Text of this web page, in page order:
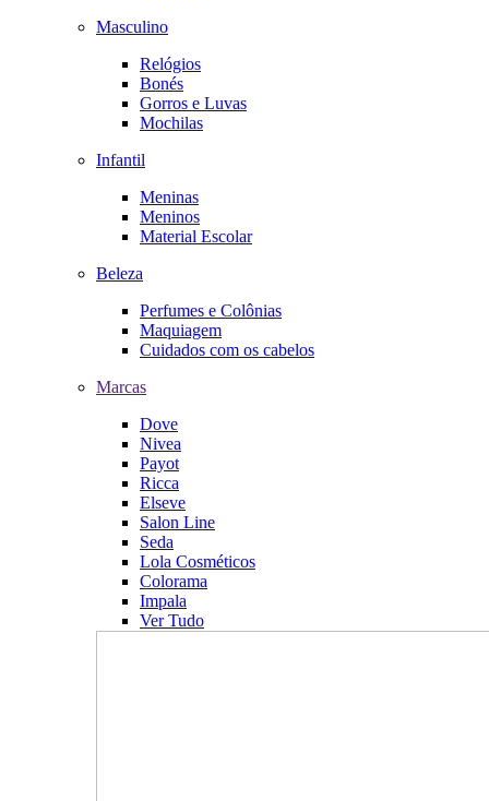
Masculino
Relógios
Bonés
Gorros e Luvas
Mochilas
Infantil
Meninas
Meninos
Material Escolar
Beleza
Perfumes e Colônias
Maquiagem
Cuidados com os cabelos
Marcas
Dove
Nivea
Payot
Ricca
Elseve
Salon Line
Seda
Lola Cosméticos
Colorama
Impala
Ver Tudo